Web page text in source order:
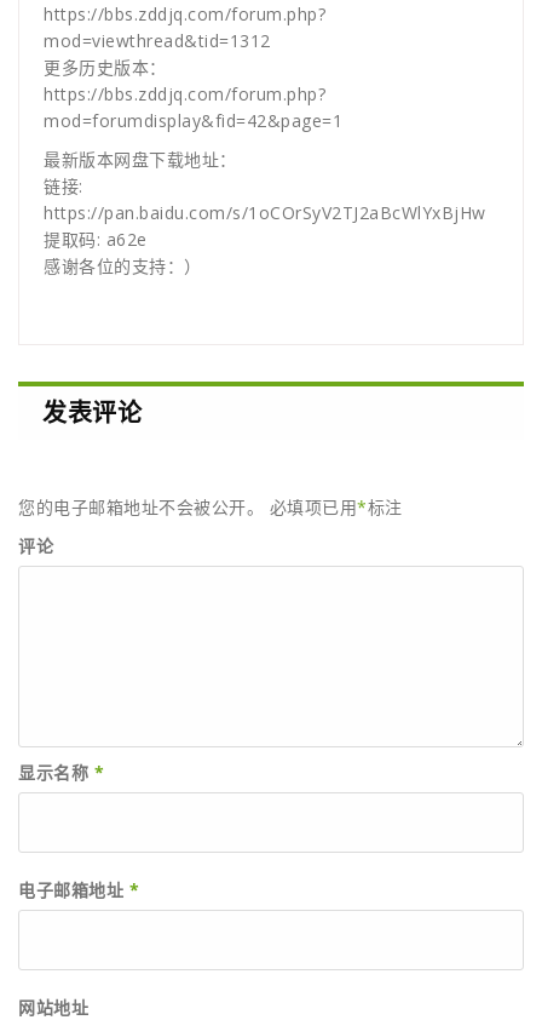
https://bbs.zddjq.com/forum.php?
mod=viewthread&tid=1312
更多历史版本：
https://bbs.zddjq.com/forum.php?
mod=forumdisplay&fid=42&page=1
最新版本网盘下载地址：
链接:
https://pan.baidu.com/s/1oCOrSyV2TJ2aBcWlYxBjHw
提取码: a62e
感谢各位的支持：）
发表评论
您的电子邮箱地址不会被公开。 必填项已用*标注
评论
显示名称 *
电子邮箱地址 *
网站地址